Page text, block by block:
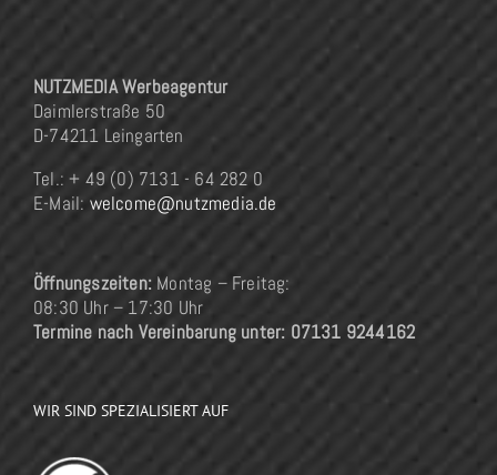
NUTZMEDIA Werbeagentur
Daimlerstraße 50
D-74211 Leingarten
Tel.: + 49 (0) 7131 - 64 282 0
E-Mail: welcome@nutzmedia.de
Öffnungszeiten: Montag – Freitag:
08:30 Uhr – 17:30 Uhr
Termine nach Vereinbarung unter: 07131 9244162
WIR SIND SPEZIALISIERT AUF